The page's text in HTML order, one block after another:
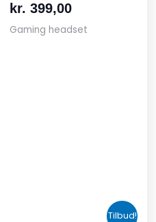
kr. 399,00
Gaming headset
Tilbud!